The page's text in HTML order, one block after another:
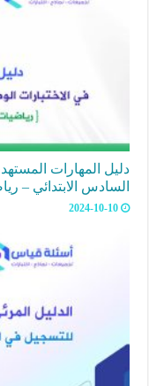
دليل المهارات
السادس الابتدائي –
2024-10-10